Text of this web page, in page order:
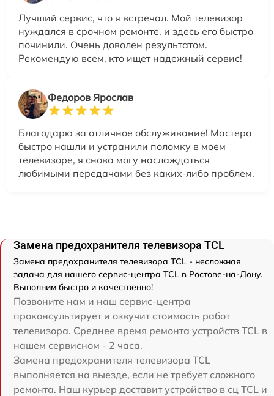
Лучший сервис, что я встречал. Мой телевизор
нуждался в срочном ремонте, и здесь его быстро
починили. Очень доволен результатом.
Рекомендую всем, кто ищет надежный сервис!
Федоров Ярослав
Благодарю за отличное обслуживание! Мастера
быстро нашли и устранили поломку в моем
телевизоре, я снова могу наслаждаться
любимыми передачами без каких-либо проблем.
Замена предохранителя телевизора TCL
Замена предохранителя телевизора TCL - несложная
задача для нашего сервис-центра TCL в Ростове-на-Дону.
Выполним быстро и качественно!
Позвоните нам и наш сервис-центра
проконсультирует и озвучит стоимость работ
телевизора. Среднее время ремонта устройств TCL в
нашем сервисном - 2 часа.
Замена предохранителя телевизора TCL
выполняется на выезде, если не требует сложного
ремонта. Наш курьер доставит устройство в сц TCL и